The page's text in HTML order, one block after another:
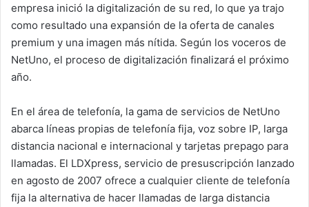
empresa inició la digitalización de su red, lo que ya trajo
como resultado una expansión de la oferta de canales
premium y una imagen más nítida. Según los voceros de
NetUno, el proceso de digitalización finalizará el próximo
año.
En el área de telefonía, la gama de servicios de NetUno
abarca líneas propias de telefonía fija, voz sobre IP, larga
distancia nacional e internacional y tarjetas prepago para
llamadas. El LDXpress, servicio de presuscripción lanzado
en agosto de 2007 ofrece a cualquier cliente de telefonía
fija la alternativa de hacer llamadas de larga distancia